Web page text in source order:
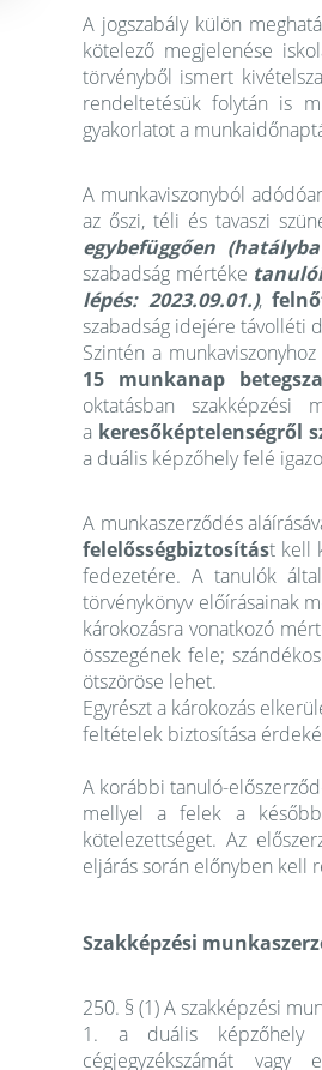
A jogszabály külön
kötelező megjelenése
törvényből ismert
rendeltetésük folytán is
gyakorlatot a
A munkaviszonyból
az őszi, téli és tavaszi
egybefüggően
szabadság mértéke
lépés: 2023.09.01.),
szabadság idejére távolléti
Szintén a
15 munkanap
oktatásban szakképzési
a keresőképtelenségről
a duális képzőhely felé
A munkaszerződés
felelősségbiztosítást kell
fedezetére. A tanulók
törvénykönyv előírásainak
károkozásra vonatkozó
összegének fele;
ötszöröse lehet.
Egyrészt a károkozás
feltételek biztosítása
A korábbi tanuló-
mellyel a felek a későbbi
kötelezettséget. Az
eljárás során előnyben kell
Szakképzési
250. § (1) A szakképzési
1. a duális képzőhely
cégjegyzékszámát